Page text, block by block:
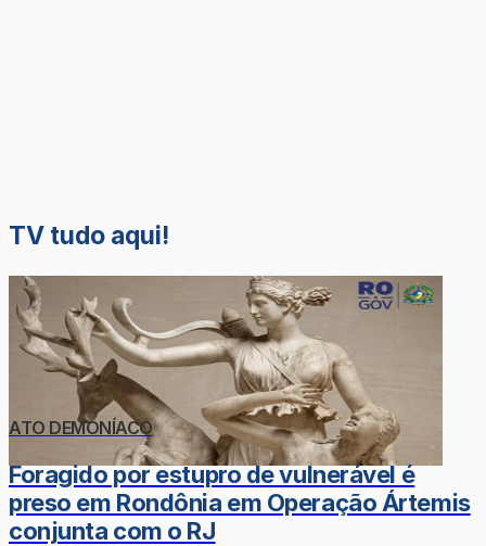
TV tudo aqui!
ATO DEMONÍACO
Foragido por estupro de vulnerável é
preso em Rondônia em Operação Ártemis
conjunta com o RJ